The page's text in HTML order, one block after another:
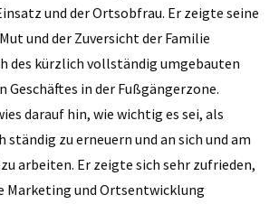
und der Ortsobfrau. Er zeigte seine
und der Zuversicht der Familie
des kürzlich vollständig umgebauten
Geschäftes in der Fußgängerzone.
darauf hin, wie wichtig es sei, als
ständig zu erneuern und an sich und am
arbeiten. Er zeigte sich sehr zufrieden,
Marketing und Ortsentwicklung